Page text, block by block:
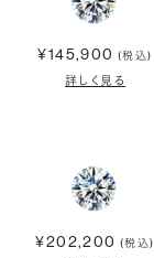
¥145,900 (税込)
詳しく見る
¥202,200 (税込)